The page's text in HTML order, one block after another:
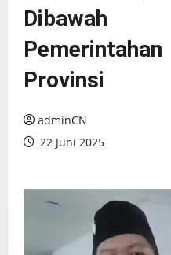
Dibawah
Pemerintahan
Provinsi
adminCN
22 Juni 2025